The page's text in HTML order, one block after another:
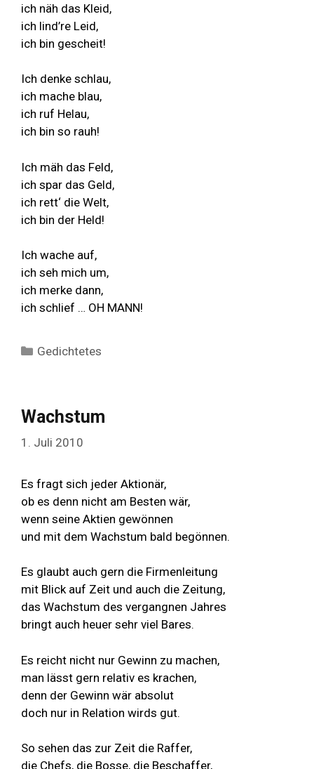
ich näh das Kleid,
ich lind’re Leid,
ich bin gescheit!
Ich denke schlau,
ich mache blau,
ich ruf Helau,
ich bin so rauh!
Ich mäh das Feld,
ich spar das Geld,
ich rett‘ die Welt,
ich bin der Held!
Ich wache auf,
ich seh mich um,
ich merke dann,
ich schlief … OH MANN!
Kategorien
Gedichtetes
Wachstum
1. Juli 2010
Es fragt sich jeder Aktionär,
ob es denn nicht am Besten wär,
wenn seine Aktien gewönnen
und mit dem Wachstum bald begönnen.
Es glaubt auch gern die Firmenleitung
mit Blick auf Zeit und auch die Zeitung,
das Wachstum des vergangnen Jahres
bringt auch heuer sehr viel Bares.
Es reicht nicht nur Gewinn zu machen,
man lässt gern relativ es krachen,
denn der Gewinn wär absolut
doch nur in Relation wirds gut.
So sehen das zur Zeit die Raffer,
die Chefs, die Bosse, die Beschaffer,